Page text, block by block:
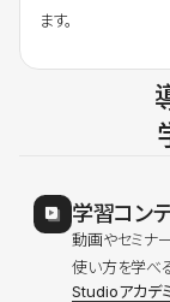
ます。
学習コン
動画やセミナー
使い方を学べ
Studioアカデ